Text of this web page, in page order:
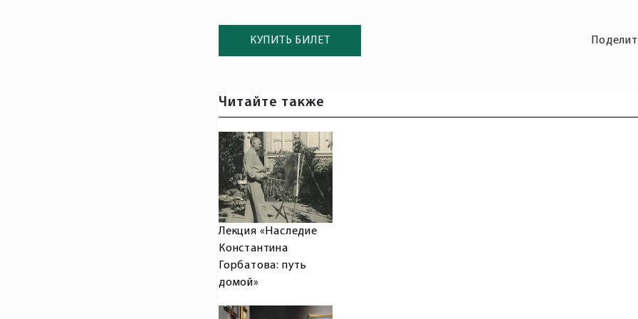
КУПИТЬ БИЛЕТ
Читайте также
Лекция «Наследие
Константина
Горбатова: путь
домой»